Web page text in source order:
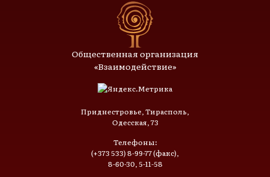
Общественная организация
«Взаимодействие»
Приднестровье, Тирасполь,
Одесская, 73
Телефоны:
(+373 533) 8-99-77 (факс),
8-60-30, 5-11-58